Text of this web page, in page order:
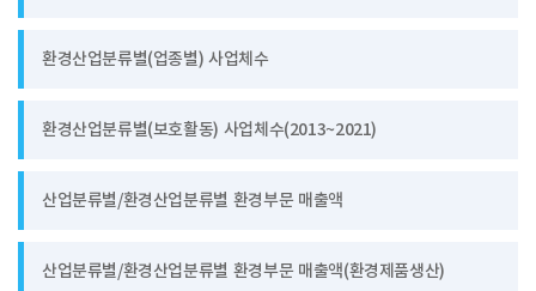
환경산업분류별(업종별) 사업체수
환경산업분류별(보호활동) 사업체수(2013~2021)
산업분류별/환경산업분류별 환경부문 매출액
산업분류별/환경산업분류별 환경부문 매출액(환경제품생산)